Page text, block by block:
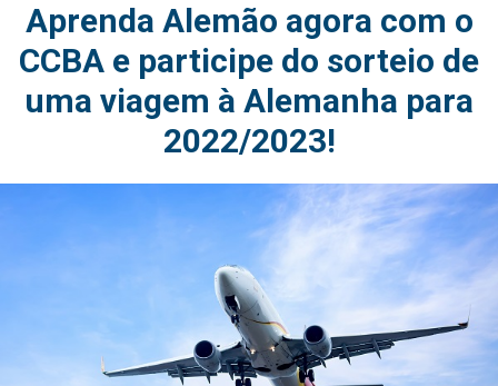
Aprenda Alemão agora com o
CCBA e participe do sorteio de
uma viagem à Alemanha para
2022/2023!